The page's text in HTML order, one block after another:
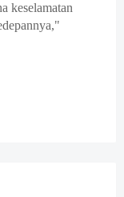
keselamatan